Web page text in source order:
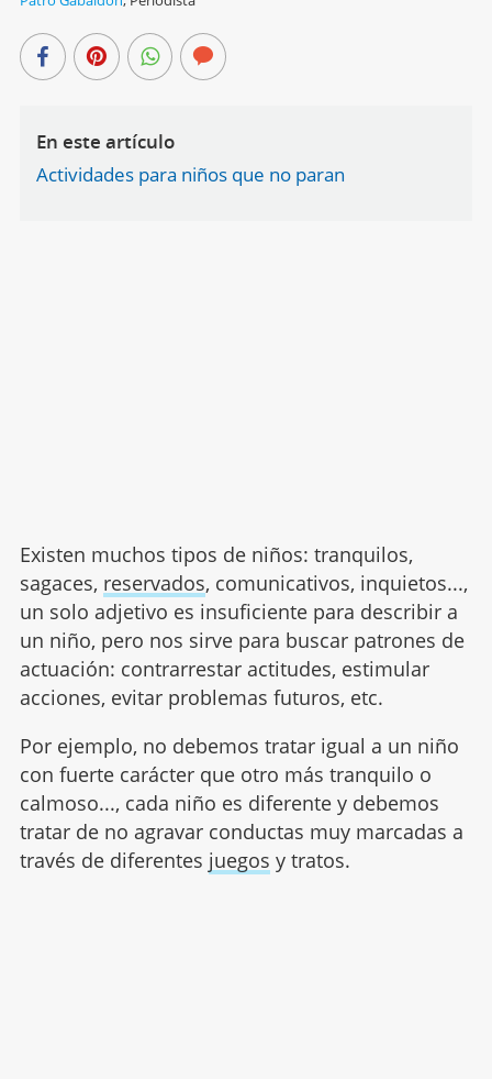
En este artículo
Actividades para niños que no paran
Existen muchos tipos de niños: tranquilos,
sagaces, reservados, comunicativos, inquietos...,
un solo adjetivo es insuficiente para describir a
un niño, pero nos sirve para buscar patrones de
actuación: contrarrestar actitudes, estimular
acciones, evitar problemas futuros, etc.
Por ejemplo, no debemos tratar igual a un niño
con fuerte carácter que otro más tranquilo o
calmoso..., cada niño es diferente y debemos
tratar de no agravar conductas muy marcadas a
través de diferentes juegos y tratos.